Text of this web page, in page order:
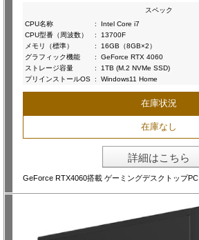
スペック
CPU名称
:
Intel Core i7
CPU型番（周波数）
:
13700F
メモリ（標準）
:
16GB（8GB×2）
グラフィック機能
:
GeForce RTX 4060
ストレージ容量
:
1TB (M.2 NVMe SSD)
プリインストールOS : Windows11 Home
在庫状況
在庫なし
詳細はこちら
GeForce RTX4060搭載 ゲーミングデスクトップPC